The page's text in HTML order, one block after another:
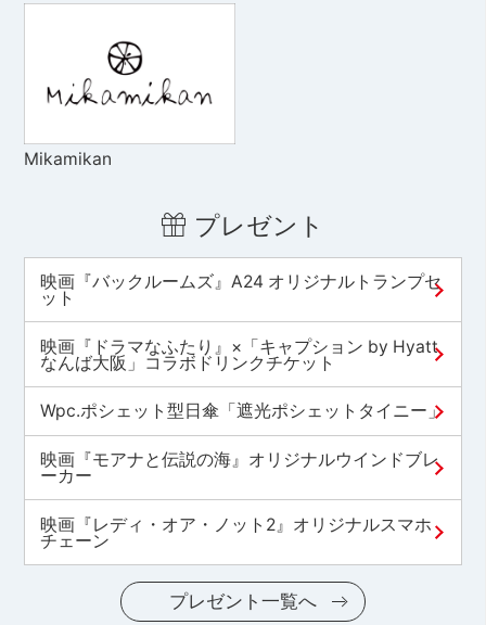
Mikamikan
プレゼント
映画『バックルームズ』A24 オリジナルトランプセ
ット
映画『ドラマなふたり』×「キャプション by Hyatt
なんば大阪」コラボドリンクチケット
Wpc.ポシェット型日傘「遮光ポシェットタイニー」
映画『モアナと伝説の海』オリジナルウインドブレ
ーカー
映画『レディ・オア・ノット2』オリジナルスマホ
チェーン
プレゼント一覧へ